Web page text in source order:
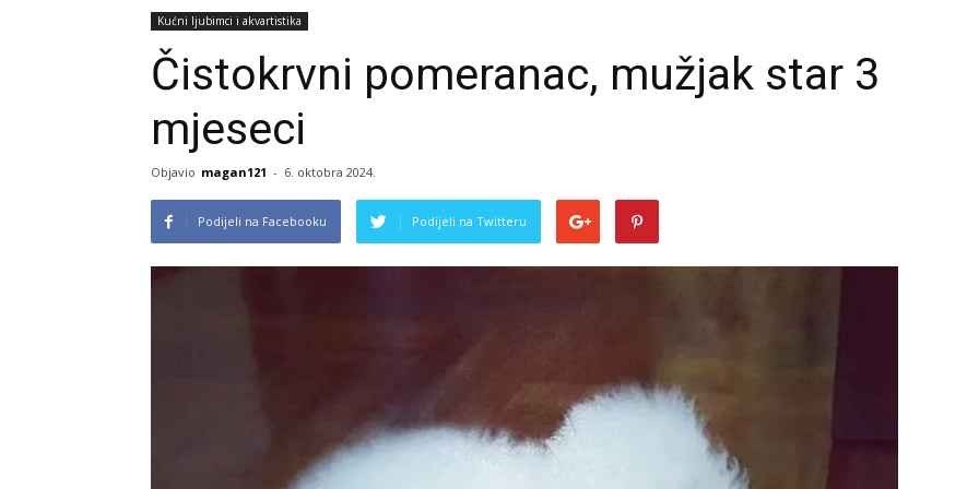
Kućni ljubimci i akvartistika
Čistokrvni pomeranac, mužjak star 3
mjeseci
Objavio magan121 - 6. oktobra 2024.
Podijeli na Facebooku Podijeli na Twitteru